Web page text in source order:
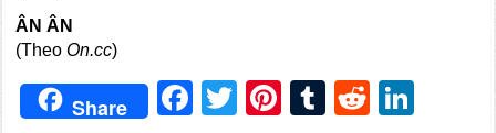
ÂN ÂN
(TheoOn.cc)
Share Facebook
TwitterPinterest
TumblrReddit